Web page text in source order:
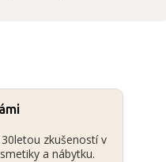
zkušeností v
a nábytku.